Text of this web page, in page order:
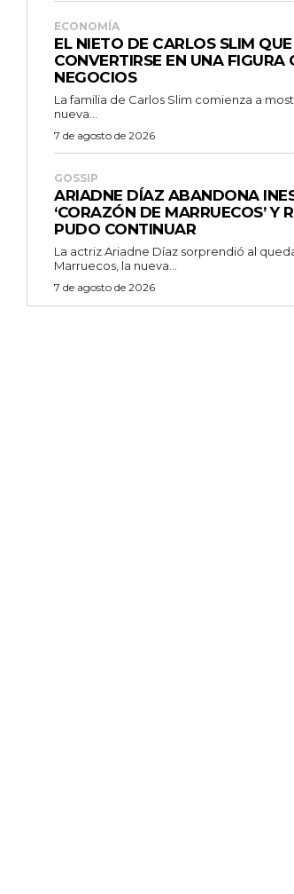
ECONOMÍA
EL NIETO DE CARLOS SLIM
CONVERTIRSE EN UNA FIGURA
NEGOCIOS
La familia de Carlos Slim comienza a
nueva...
7 de agosto de 2026
GOSSIP
ARIADNE DÍAZ ABANDONA
‘CORAZÓN DE MARRUECOS’ Y
PUDO CONTINUAR
La actriz Ariadne Díaz sorprendió al
Marruecos, la nueva...
7 de agosto de 2026